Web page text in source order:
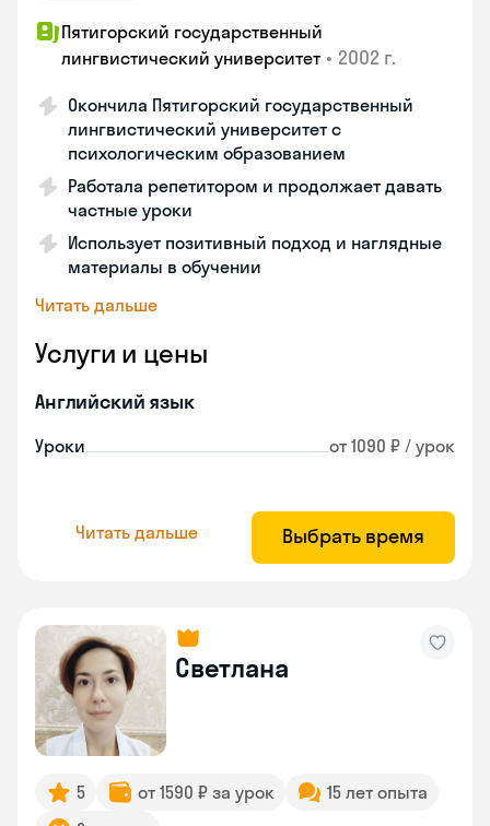
Пятигорский государственный
лингвистический университет • 2002 г.
Окончила Пятигорский государственный
лингвистический университет с
психологическим образованием
Работала репетитором и продолжает давать
частные уроки
Использует позитивный подход и наглядные
материалы в обучении
Читать дальше
Услуги и цены
Английский язык
Уроки от 1090 ₽ / урок
Читать дальше Выбрать время
Светлана
5 от 1590 ₽ за урок
15 лет опыта